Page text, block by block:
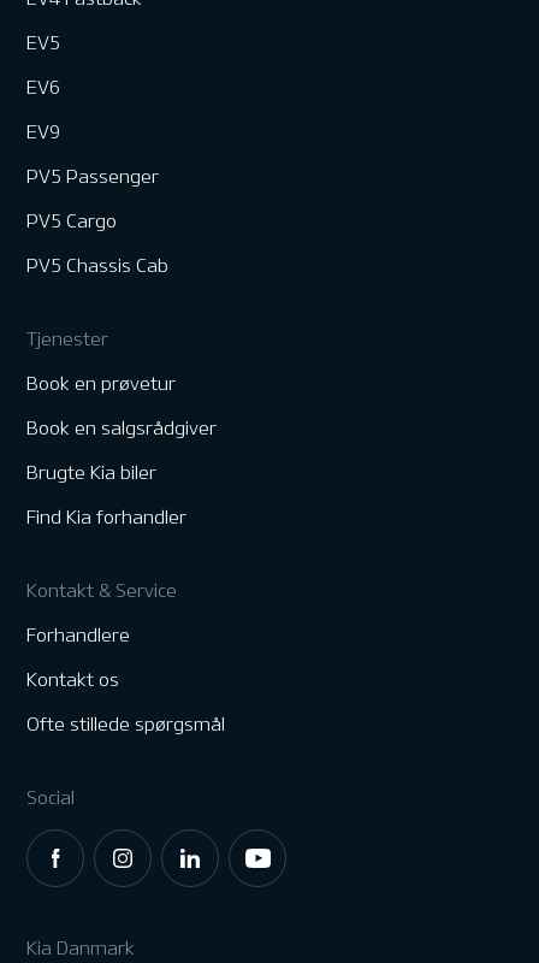
EV5
EV6
EV9
PV5 Passenger
PV5 Cargo
PV5 Chassis Cab
Tjenester
Book en prøvetur
Book en salgsrådgiver
Brugte Kia biler
Find Kia forhandler
Kontakt & Service
Forhandlere
Kontakt os
Ofte stillede spørgsmål
Social
Kia Danmark